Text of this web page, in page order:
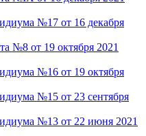
№17 от 16 декабря
№8 от 19 октября 2021
№16 от 19 октября
№15 от 23 сентября
№13 от 22 июня 2021